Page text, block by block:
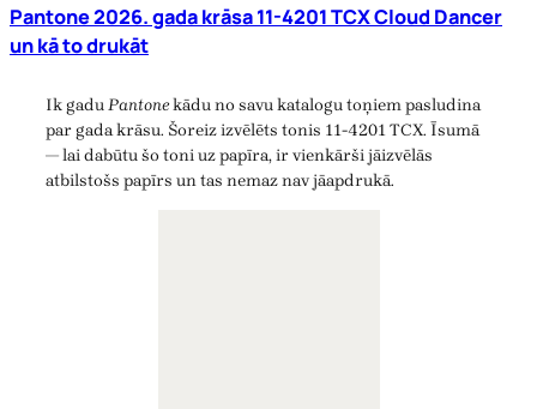
Pantone 2026. gada krāsa 11-4201 TCX Cloud Dancer
un kā to drukāt
Ik gaduPantonekādu no savu katalogu toņiem pasludina
par gada krāsu. Šoreiz izvēlēts tonis 11-4201 TCX. Īsumā
— lai dabūtu šo toni uz papīra, ir vienkārši jāizvēlās
atbilstošs papīrs un tas nemaz nav jāapdrukā.